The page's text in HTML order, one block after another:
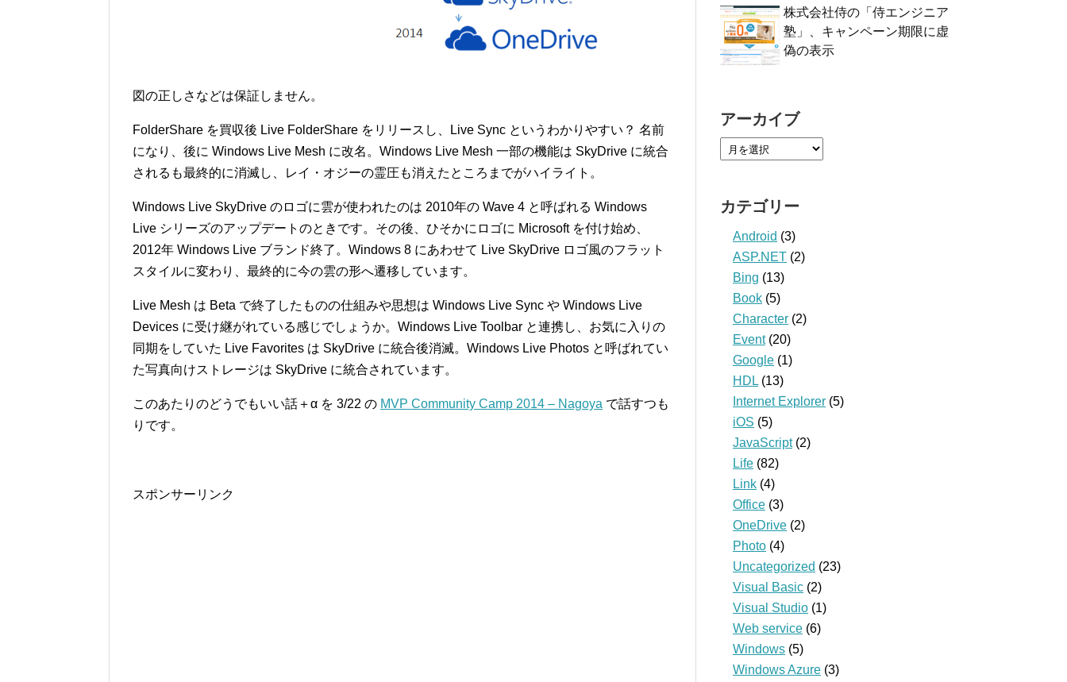
図の正しさなどは保証しません。
FolderShare を買収後 Live FolderShare をリリースし、Live Sync というわかりやすい？ 名前
になり、後に Windows Live Mesh に改名。Windows Live Mesh 一部の機能は SkyDrive に統合
されるも最終的に消滅し、レイ・オジーの霊圧も消えたところまでがハイライト。
Windows Live SkyDrive のロゴに雲が使われたのは 2010年の Wave 4 と呼ばれる Windows
Live シリーズのアップデートのときです。その後、ひそかにロゴに Microsoft を付け始め、
2012年 Windows Live ブランド終了。Windows 8 にあわせて Live SkyDrive ロゴ風のフラット
スタイルに変わり、最終的に今の雲の形へ遷移しています。
Live Mesh は Beta で終了したものの仕組みや思想は Windows Live Sync や Windows Live
Devices に受け継がれている感じでしょうか。Windows Live Toolbar と連携し、お気に入りの
同期をしていた Live Favorites は SkyDrive に統合後消滅。Windows Live Photos と呼ばれてい
た写真向けストレージは SkyDrive に統合されています。
このあたりのどうでもいい話＋α を 3/22 の MVP Community Camp 2014 – Nagoya で話すつも
りです。
スポンサーリンク
株式会社侍の「侍エンジニア
塾」、キャンペーン期限に虚
偽の表示
アーカイブ
カテゴリー
Android (3)
ASP.NET (2)
Bing (13)
Book (5)
Character (2)
Event(20)
Google (1)
HDL (13)
Internet Explorer (5)
iOS (5)
JavaScript(2)
Life (82)
Link (4)
Office (3)
OneDrive (2)
Photo (4)
Uncategorized (23)
Visual Basic (2)
Visual Studio (1)
Web service (6)
Windows (5)
Windows Azure (3)